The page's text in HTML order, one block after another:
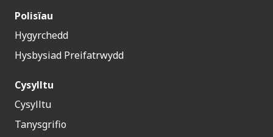
Polisïau
Hygyrchedd
Hysbysiad Preifatrwydd
Cysylltu
Cysylltu
Tanysgrifio